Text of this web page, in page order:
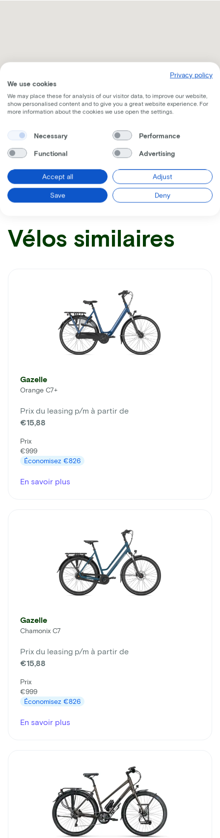
Recevez toutes les informations par mail
Vélos similaires
Gazelle
Orange C7+
Prix du leasing p/m à partir de
€15,88
Prix
€999
Économisez €826
En savoir plus
Gazelle
Chamonix C7
Prix du leasing p/m à partir de
€15,88
Prix
€999
Économisez €826
En savoir plus
Privacy policy
We use cookies
We may place these for analysis of our visitor data, to improve our website,
show personalised content and to give you a great website experience. For
more information about the cookies we use open the settings.
Necessary Performance
Functional Advertising
Accept all Adjust
Save Deny